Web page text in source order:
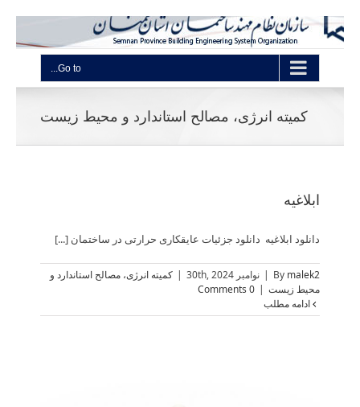
Go to...
کمیته انرژی، مصالح استاندارد و محیط زیست
ابلاغیه
دانلود ابلاغیه دانلود جزئیات عایقکاری حرارتی در ساختمان [...]
By malek2
| نوامبر 30th, 2024 | کمیته انرژی، مصالح استاندارد و
محیط زیست |
0 Comments
ادامه مطلب